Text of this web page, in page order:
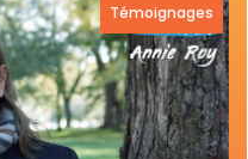
Témoignages